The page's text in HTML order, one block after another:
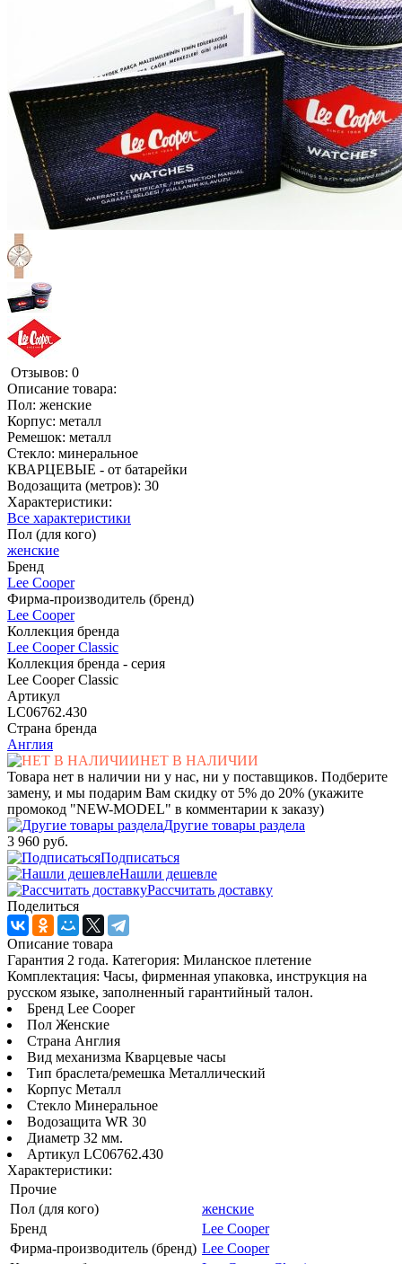
Отзывов: 0
Описание товара:
Пол: женские
Корпус: металл
Ремешок: металл
Стекло: минеральное
КВАРЦЕВЫЕ - от батарейки
Водозащита (метров): 30
Характеристики:
Все характеристики
Пол (для кого)
женские
Бренд
Lee Cooper
Фирма-производитель (бренд)
Lee Cooper
Коллекция бренда
Lee Cooper Classic
Коллекция бренда - серия
Lee Cooper Classic
Артикул
LC06762.430
Страна бренда
Англия
НЕТ В НАЛИЧИИ
Товара нет в наличии ни у нас, ни у поставщиков. Подберите
замену, и мы подарим Вам скидку от 5% до 20% (укажите
промокод "NEW-MODEL" в комментарии к заказу)
Другие товары раздела
3 960 руб.
Подписаться
Нашли дешевле
Рассчитать доставку
Поделиться
Описание товара
Гарантия 2 года. Категория: Миланское плетение
Комплектация: Часы, фирменная упаковка, инструкция на
русском языке, заполненный гарантийный талон.
Бренд Lee Cooper
Пол Женские
Страна Англия
Вид механизма Кварцевые часы
Тип браслета/ремешка Металлический
Корпус Металл
Стекло Минеральное
Водозащита WR 30
Диаметр 32 мм.
Артикул LC06762.430
Характеристики:
Прочие
Пол (для кого)
женские
Бренд
Lee Cooper
Фирма-производитель (бренд) Lee Cooper